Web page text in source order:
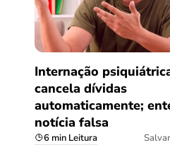
Internação
cancela dívidas
automaticamente;
notícia falsa
6 min Leitura